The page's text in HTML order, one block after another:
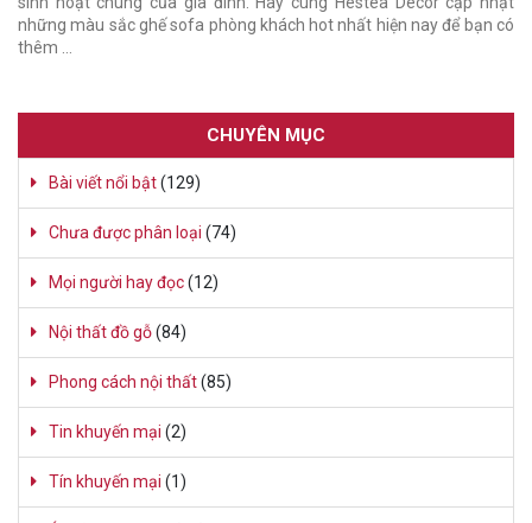
những màu sắc ghế sofa phòng khách hot nhất hiện nay để bạn có
thêm …
CHUYÊN MỤC
Bài viết nổi bật(129)
Chưa được phân loại (74)
Mọi người hay đọc(12)
Nội thất đồ gỗ(84)
Phong cách nội thất(85)
Tin khuyến mại (2)
Tín khuyến mại (1)